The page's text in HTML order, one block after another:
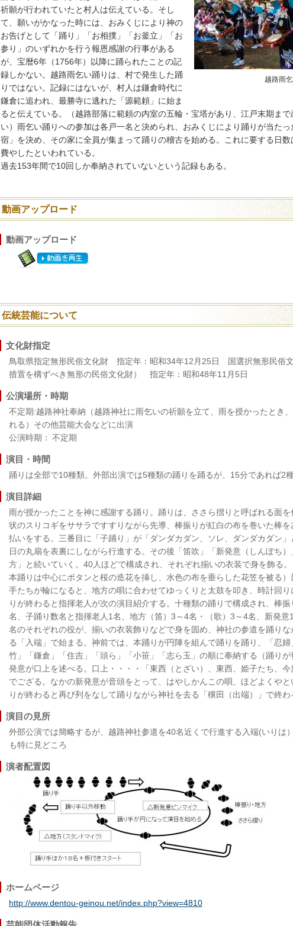
越路雨
祈願が行われていたと村人は伝えている。そし
て、願いがかなった時には、おみくじにより神の
お告げとして「踊り」「お相撲」「お釜立」「お
参り」のいずれかを行う報恩感謝の行事がある
が、宝暦6年（1756年）以降に踊られたことの記
録しかない。越路雨乞い踊りは、村で発生した踊
りではない。記録にはないが、村人は鎌倉時代に
鎌倉に追われ、最勝寺に逃れた「源範頼」に始ま
ると伝えている。（越路部落に範頼の内室の五輪・宝塔があり、江戸末期まで
い）雨乞い踊りへの参加は各戸一名と決められ、おみくじにより踊りが当た
宿」を決め、その家に全員が集まって踊りの稽古を始める。これに要する日
費やしたといわれている。
過去153年間で10回しか奉納されていないという記録もある。
動画アップロード
動画アップロード
伝統芸能について
文化財指定
鳥取県指定無形民俗文化財 指定年：昭和34年12月25日 国選択無形民俗
措置を構ずべき無形の民俗文化財） 指定年：昭和48年11月5日
公演場所・時期
不定期:越路神社奉納（越路神社に雨乞いの祈願を立て、雨を授かったとき
れる）その他芸能大会などに出演
公演時期： 不定期
演目・時間
踊りは全部で10種類。外部出演では5種類の踊りを踊るが、15分であれば2
演目詳細
雨が授かったことを神に感謝する踊り。踊りは、ささら摺りと呼ばれる面
状のスりコギをササラですすりながら先導、棒振りが紅白の布を巻いた棒
払いをする。三番目に「子踊り」が「ダンダカダン、ソレ、ダンダカダン
日の丸扇を表裏にしながら行進する。その後「笛吹」「新発意（しんぽち
方」と続いていく。40人ほどで構成され、それぞれ揃いの衣装で身を飾る
本踊りは中心にボタンと桜の造花を挿し、水色の布を垂らした花笠を被る）
手たちが輪になると、地方の唄に合わせてゆっくりと太鼓を叩き、時計回
りが終わると指揮老人が次の演目紹介する。十種類の踊りで構成され、棒
名、子踊り数名と指揮老人1名、地方（笛）3～4名・（歌）3～4名、新発意
名のそれぞれの役が、揃いの衣装飾りなどで身を固め、神社の参道を踊り
る「入端」で始まる。神前では、本踊りが円陣を組んで踊りを踊り、「忍
竹」「鎌倉」「住吉」「頭ら」「小笹」「志ら玉」の順に奉納する（踊り
発意が口上を述べる。口上・・・・「東西（とざい）、東西、姫子たち、今
でござる。なかの新発意が音頭をとって、はやしかんこの唄、ほどよくや
りが終わると再び列をなして踊りながら神社を去る「穣田（出端）」で終わ
演目の見所
外部公演では簡略するが、越路神社参道を40名近くで行進する入端(いりは
も特に見どころ
演者配置図
ホームページ
http://www.dentou-geinou.net/index.php?view=4810